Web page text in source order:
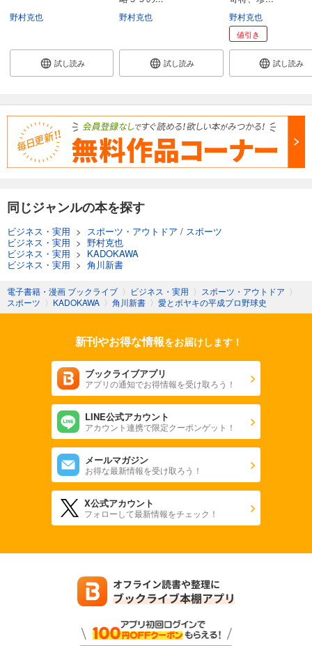
野村克也
試し読み
野村克也
試し読み
野村克也
値引き
試し読み
同じジャンルの本を探す
ビジネス・実用 > スポーツ・アウトドア / スポーツ
ビジネス・実用 > 野村克也
ビジネス・実用 > KADOKAWA
ビジネス・実用 > 角川新書
電子書籍・漫画 ブックライブ 〉 ビジネス・実用 〉 スポーツ・アウトドア 〉
スポーツ 〉 KADOKAWA 〉 角川新書 〉 愛とボヤキの平成プロ野球史
新刊やお得な情報をお届けします！
ブックライブアプリ
アプリの通知でお得情報を受け取ろう！
LINE公式アカウント
アカウント連携で限定クーポンゲット！
メールマガジン
お得な最新情報を受け取ろう！
X公式アカウント
フォローして最新情報をチェック！